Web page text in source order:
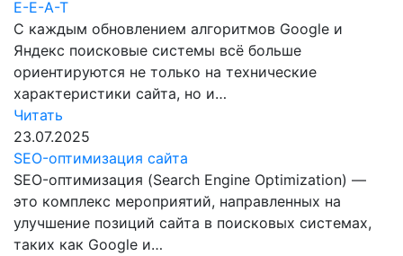
E-E-A-T
С каждым обновлением алгоритмов Google и
Яндекс поисковые системы всё больше
ориентируются не только на технические
характеристики сайта, но и…
Читать
23.07.2025
SEO-оптимизация сайта
SEO-оптимизация (Search Engine Optimization) —
это комплекс мероприятий, направленных на
улучшение позиций сайта в поисковых системах,
таких как Google и…